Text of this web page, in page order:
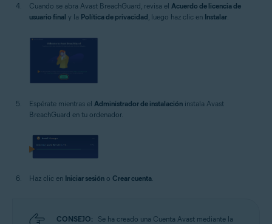
Cuando se abra Avast BreachGuard, revisa el Acuerdo de licencia de
usuario final y la Política de privacidad , luego haz clic en Instalar
Espérate mientras el Administrador de instalación instala Avast
BreachGuard en tu ordenador.
Haz clic en Iniciar sesión o Crear cuenta
CONSEJO:
Se ha creado una Cuenta Avast mediante la